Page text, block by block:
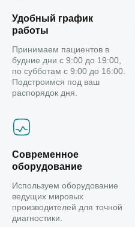
Удобный график
работы
Принимаем пациентов в
будние дни с 9:00 до 19:00,
по субботам с 9:00 до 16:00.
Подстроимся под ваш
распорядок дня.
Современное
оборудование
Используем оборудование
ведущих мировых
производителей для точной
диагностики.